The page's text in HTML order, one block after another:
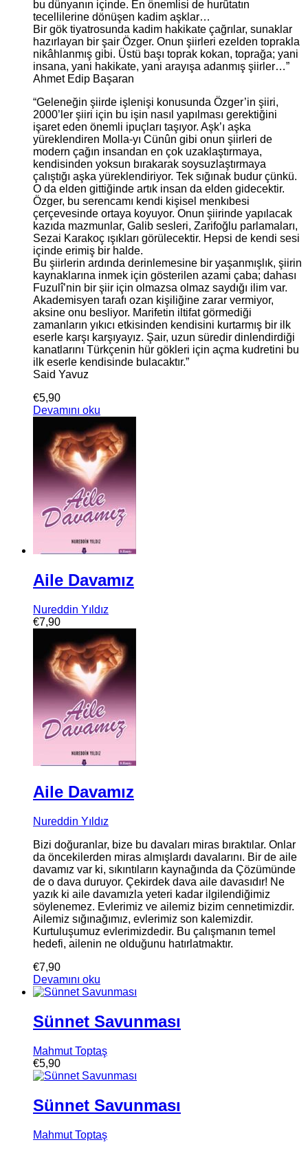
bu dünyanın içinde. En önemlisi de hurûtatın
tecellilerine dönüşen kadim aşklar…
Bir gök tiyatrosunda kadim hakikate çağrılar, sunaklar
hazırlayan bir şair Özger. Onun şiirleri ezelden toprakla
nikâhlanmış gibi. Üstü başı toprak kokan, toprağa; yani
insana, yani hakikate, yani arayışa adanmış şiirler…”
Ahmet Edip Başaran
“Geleneğin şiirde işlenişi konusunda Özger’in şiiri,
2000’ler şiiri için bu işin nasıl yapılması gerektiğini
işaret eden önemli ipuçları taşıyor. Aşk’ı aşka
yüreklendiren Molla-yı Cünûn gibi onun şiirleri de
modern çağın insandan en çok uzaklaştırmaya,
kendisinden yoksun bırakarak soysuzlaştırmaya
çalıştığı aşka yüreklendiriyor. Tek sığınak budur çünkü.
O da elden gittiğinde artık insan da elden gidecektir.
Özger, bu serencamı kendi kişisel menkıbesi
çerçevesinde ortaya koyuyor. Onun şiirinde yapılacak
kazıda mazmunlar, Galib sesleri, Zarifoğlu parlamaları,
Sezai Karakoç ışıkları görülecektir. Hepsi de kendi sesi
içinde erimiş bir halde.
Bu şiirlerin ardında derinlemesine bir yaşanmışlık, şiirin
kaynaklarına inmek için gösterilen azami çaba; dahası
Fuzulî’nin bir şiir için olmazsa olmaz saydığı ilim var.
Akademisyen tarafı ozan kişiliğine zarar vermiyor,
aksine onu besliyor. Marifetin iltifat görmediği
zamanların yıkıcı etkisinden kendisini kurtarmış bir ilk
eserle karşı karşıyayız. Şair, uzun süredir dinlendirdiği
kanatlarını Türkçenin hür gökleri için açma kudretini bu
ilk eserle kendisinde bulacaktır.”
Said Yavuz
€5,90
Devamını oku
Aile Davamız
Nureddin Yıldız
€7,90
Aile Davamız
Nureddin Yıldız
Bizi doğuranlar, bize bu davaları miras bıraktılar. Onlar
da öncekilerden miras almışlardı davalarını. Bir de aile
davamız var ki, sıkıntıların kaynağında da Çözümünde
de o dava duruyor. Çekirdek dava aile davasıdır! Ne
yazık ki aile davamızla yeteri kadar ilgilendiğimiz
söylenemez. Evlerimiz ve ailemiz bizim cennetimizdir.
Ailemiz sığınağımız, evlerimiz son kalemizdir.
Kurtuluşumuz evlerimizdedir. Bu çalışmanın temel
hedefi, ailenin ne olduğunu hatırlatmaktır.
€7,90
Devamını oku
Sünnet Savunması
Mahmut Toptaş
€5,90
Sünnet Savunması
Mahmut Toptaş